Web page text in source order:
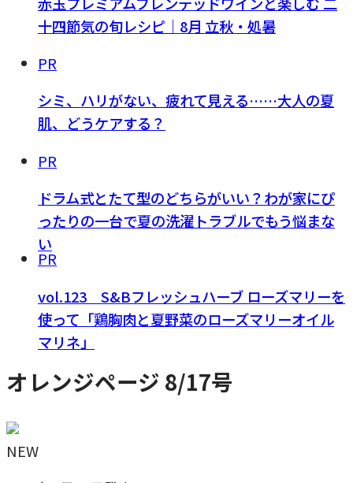
十四節気の旬レシピ｜8月 立秋・処暑
PR
シミ、ハリがない、疲れて見える……大人の夏
肌、どうケアする？
PR
ドラム式とたて型のどちらがいい？わが家にぴ
ったりの一台で夏の洗濯トラブルでもう悩まな
い
PR
vol.123 S&Bフレッシュハーブ ローズマリーを
使って「鶏胸肉と夏野菜のローズマリーオイル
マリネ」
オレンジページ 8/17号
NEW